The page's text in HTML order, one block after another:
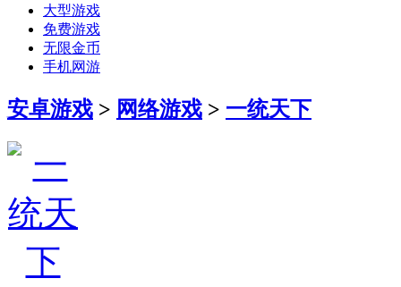
大型游戏
免费游戏
无限金币
手机网游
安卓游戏 > 网络游戏 > 一统天下